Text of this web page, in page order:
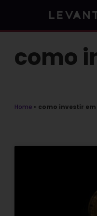
como
Home » como investir